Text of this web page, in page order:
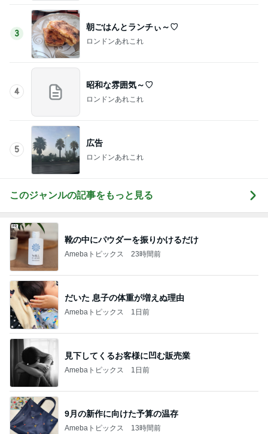
3
朝ごはんとランチぃ～♡
ロンドンあれこれ
4
昭和な雰囲気～♡
ロンドンあれこれ
5
広告
ロンドンあれこれ
このジャンルの記事をもっと見る
靴の中にパウダーを振りかけるだけ
Amebaトピックス 23時間前
だいた 息子の体重が増えぬ理由
Amebaトピックス 1日前
見下してくるお客様に凹む販売業
Amebaトピックス 1日前
9月の新作に向けた予算の温存
Amebaトピックス 13時間前